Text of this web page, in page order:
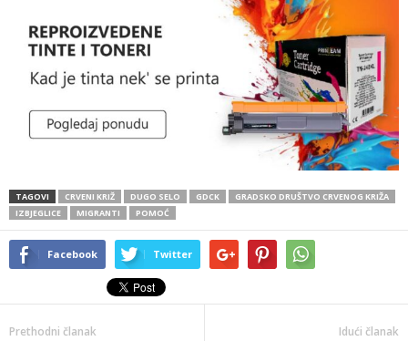
TAGOVI CRVENI KRIŽ DUGO SELO GDCK
GRADSKO DRUŠTVO CRVENOG KRIŽA
IZBJEGLICE
MIGRANTI POMOĆ
Facebook Twitter
Prethodni članak Idući članak